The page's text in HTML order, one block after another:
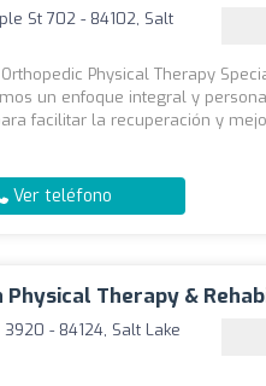
St 702 - 84102, Salt
Physical Therapy
un enfoque integral y
facilitar la recuperación y
Ver teléfono
Physical Therapy &
3920 - 84124, Salt Lake